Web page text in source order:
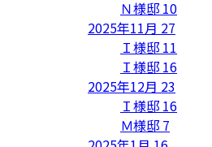
Ｎ様邸 10
2025年11月 27
Ｉ様邸 11
Ｉ様邸 16
2025年12月 23
Ｉ様邸 16
Ｍ様邸 7